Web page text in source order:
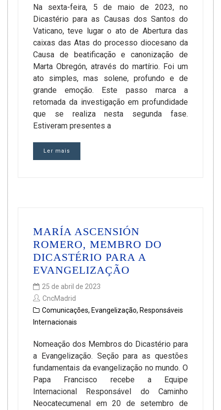
Na sexta-feira, 5 de maio de 2023, no
Dicastério para as Causas dos Santos do
Vaticano, teve lugar o ato de Abertura das
caixas das Atas do processo diocesano da
Causa de beatificação e canonização de
Marta Obregón, através do martírio. Foi um
ato simples, mas solene, profundo e de
grande emoção. Este passo marca a
retomada da investigação em profundidade
que se realiza nesta segunda fase.
Estiveram presentes a
Ler mais
MARÍA ASCENSIÓN
ROMERO, MEMBRO DO
DICASTÉRIO PARA A
EVANGELIZAÇÃO
25 de abril de 2023
CncMadrid
Comunicações, Evangelização, Responsáveis
Internacionais
Nomeação dos Membros do Dicastério para
a Evangelização. Seção para as questões
fundamentais da evangelização no mundo. O
Papa Francisco recebe a Equipe
Internacional Responsável do Caminho
Neocatecumenal em 20 de setembro de